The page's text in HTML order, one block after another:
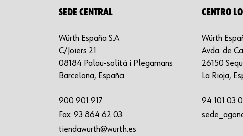
SEDE CENTRAL
Würth España S.A
C/Joiers 21
08184 Palau-solità i Plegamans
Barcelona, España
900 901 917
Fax: 93 864 62 03
tiendawurth@wurth.es
CENTRO
Würth
Avda. de
26150
La Rioja,
94 101 03